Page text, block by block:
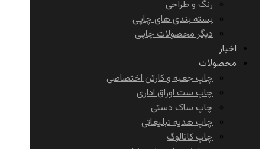
رنگ و طراحی
بسته بندی های چاپی
دیگر محصولات چاپی
اخبار
محصولات
چاپ جعبه و کارتن اختصاصی
چاپ ست اوراق اداری
چاپ ساک دستی
چاپ هدیه تبلیغاتی
چاپ کاتالوگ